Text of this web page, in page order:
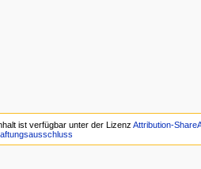
ist verfügbar unter der Lizenz Attribution-